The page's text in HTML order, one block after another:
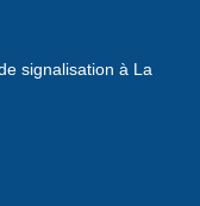
signalisation à La